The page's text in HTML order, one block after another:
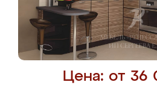
Цена: от 36